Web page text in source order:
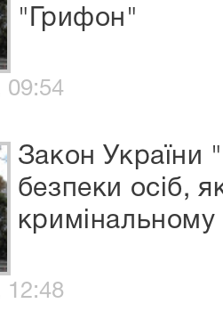
"Грифон"
09:54
Закон України
безпеки осіб,
кримінальному
12:48